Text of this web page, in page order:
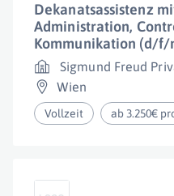
Dekanatsassistenz
Administration,
Kommunikation (d/f/
Sigmund Freud
Wien
Vollzeit ab 3.250€